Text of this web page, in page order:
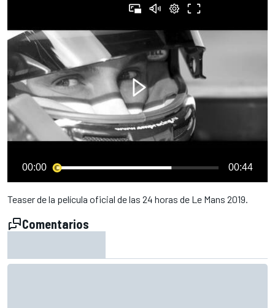
00:00 00:44
Teaser de la película oficial de las 24 horas de Le Mans 2019.
Comentarios